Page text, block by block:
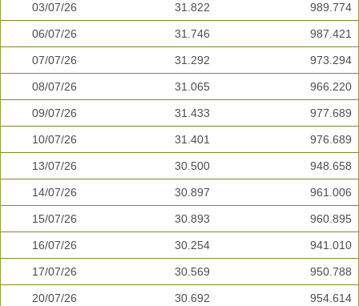
03/07/26 31.822 989.774
06/07/26 31.746 987.421
07/07/26 31.292 973.294
08/07/26 31.065 966.220
09/07/26 31.433 977.689
10/07/26 31.401 976.689
13/07/26 30.500 948.658
14/07/26 30.897 961.006
15/07/26 30.893 960.895
16/07/26 30.254 941.010
17/07/26 30.569 950.788
20/07/26 30.692 954.614